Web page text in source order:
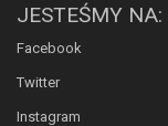
JESTEŚMY NA:
Facebook
Twitter
Instagram